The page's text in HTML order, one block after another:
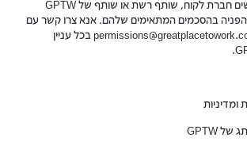
של GPTW המשמשים חברת לקוח, שותף רשת או שותף של GPTW
בהסכמים המתאימים שלהם. אנא צרו קשר עם
GPTW בכתובת permissions@greatplacetowork.com בכל עניין